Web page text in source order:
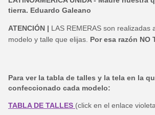
tierra. Eduardo Galeano
ATENCIÓN | LAS REMERAS son realizadas
modelo y talle que elijas. Por esa razón NO
Para ver la tabla de talles y la tela en la
confeccionado cada modelo:
TABLA DE TALLES (click en el enlace